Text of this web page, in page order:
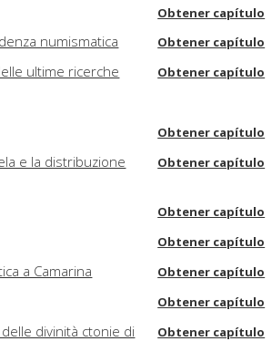
Obtener capítulo
numismatica Obtener capítulo
ultime ricerche Obtener capítulo
Obtener capítulo
e la distribuzione
Obtener capítulo
Obtener capítulo
Obtener capítulo
a Camarina Obtener capítulo
Obtener capítulo
divinità ctonie di
Obtener capítulo